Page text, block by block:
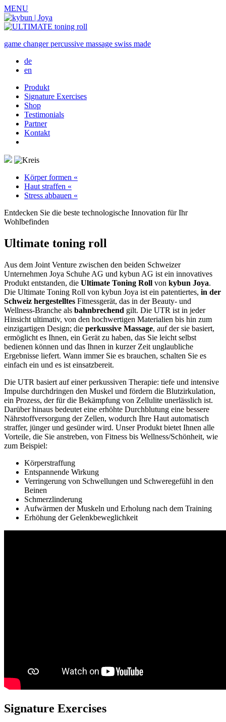
MENU
game changer percussive massage swiss made
de
en
Produkt
Signature Exercises
Shop
Testimonials
Partner
Kontakt
Körper formen «
Haut straffen «
Stress abbauen «
Entdecken Sie die beste technologische Innovation für Ihr
Wohlbefinden
Ultimate toning roll
Aus dem Joint Venture zwischen den beiden Schweizer
Unternehmen Joya Schuhe AG und kybun AG ist ein innovatives
Produkt entstanden, die Ultimate Toning Roll von kybun Joya.
Die Ultimate Toning Roll von kybun Joya ist ein patentiertes, in der
Schweiz hergestelltes Fitnessgerät, das in der Beauty- und
Wellness-Branche als bahnbrechend gilt. Die UTR ist in jeder
Hinsicht ultimativ, von den hochwertigen Materialien bis hin zum
einzigartigen Design; die perkussive Massage, auf der sie basiert,
ermöglicht es Ihnen, ein Gerät zu haben, das Sie leicht selbst
bedienen können und das Ihnen in kurzer Zeit unglaubliche
Ergebnisse liefert. Wann immer Sie es brauchen, schalten Sie es
einfach ein und es ist einsatzbereit.
Die UTR basiert auf einer perkussiven Therapie: tiefe und intensive
Impulse durchdringen den Muskel und fördern die Blutzirkulation,
ein Prozess, der für die Bekämpfung von Zellulite unerlässlich ist.
Darüber hinaus bedeutet eine erhöhte Durchblutung eine bessere
Nährstoffversorgung der Zellen, wodurch Ihre Haut automatisch
straffer, jünger und gesünder wird. Unser Produkt bietet Ihnen alle
Vorteile, die Sie anstreben, von Fitness bis Wellness/Schönheit, wie
zum Beispiel:
Körperstraffung
Entspannende Wirkung
Verringerung von Schwellungen und Schweregefühl in den
Beinen
Schmerzlinderung
Aufwärmen der Muskeln und Erholung nach dem Training
Erhöhung der Gelenkbeweglichkeit
Signature Exercises